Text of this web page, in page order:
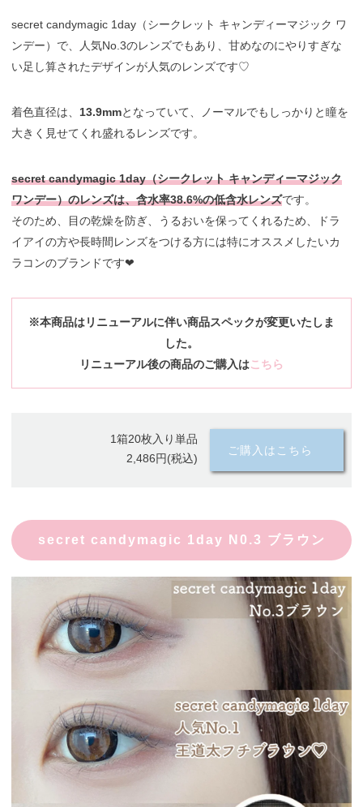
secret candymagic 1day（シークレット キャンディーマジック ワ
ンデー）で、人気No.3のレンズでもあり、甘めなのにやりすぎな
い足し算されたデザインが人気のレンズです♡
着色直径は、 13.9mmとなっていて、ノーマルでもしっかりと瞳を
大きく見せてくれ盛れるレンズです。
secret candymagic 1day（シークレット キャンディーマジック
ワンデー）のレンズは、含水率38.6%の低含水レンズです。
そのため、目の乾燥を防ぎ、うるおいを保ってくれるため、ドラ
イアイの方や長時間レンズをつける方には特にオススメしたいカ
ラコンのブランドです❤︎
※本商品はリニューアルに伴い商品スペックが変更いたしま
した。
リニューアル後の商品のご購入はこちら
1箱20枚入り単品
2,486円(税込)
ご購入はこちら
secret candymagic 1day N0.3 ブラウン